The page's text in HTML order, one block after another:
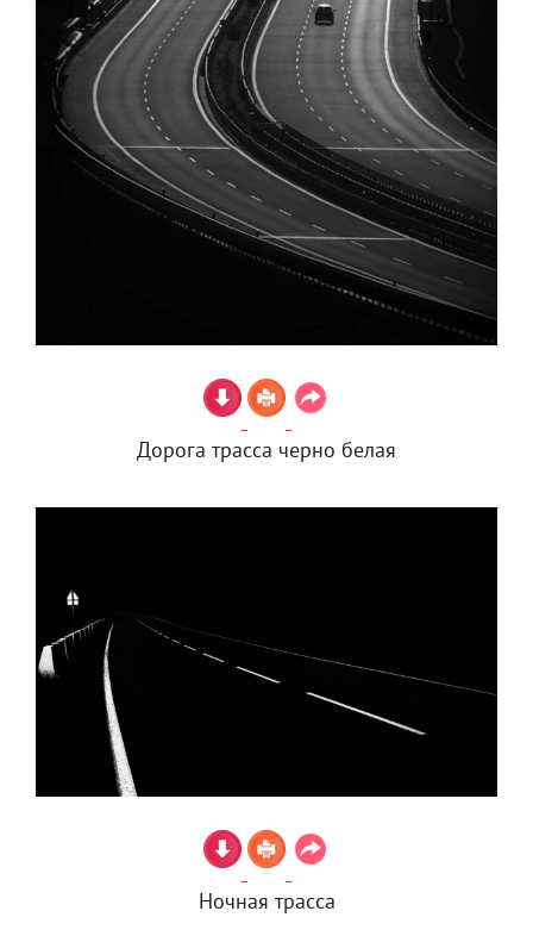
Дорога трасса черно белая
Ночная трасса